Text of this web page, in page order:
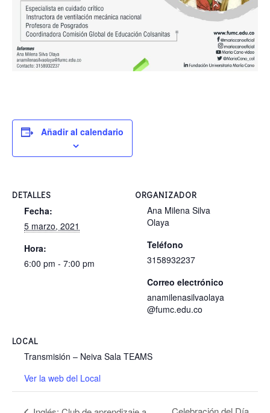
Añadir al calendario
DETALLES
Fecha:
5 marzo, 2021
Hora:
6:00 pm - 7:00 pm
ORGANIZADOR
Ana Milena Silva
Olaya
Teléfono
3158932237
Correo electrónico
anamilenasilvaolaya
@fumc.edu.co
LOCAL
Transmisión – Neiva Sala TEAMS
Ver la web del Local